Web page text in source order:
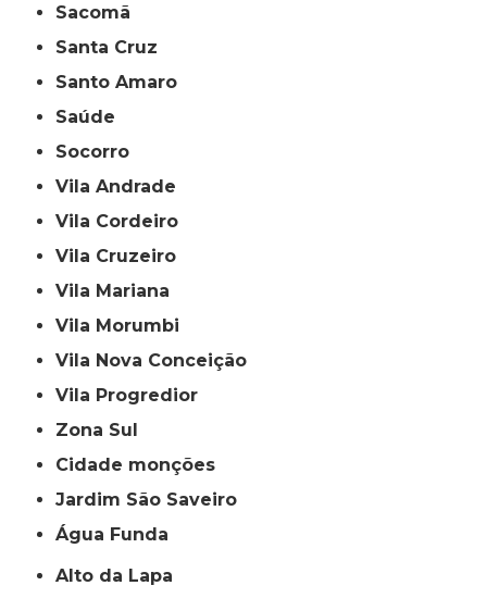
Sacomã
Santa Cruz
Santo Amaro
Saúde
Socorro
Vila Andrade
Vila Cordeiro
Vila Cruzeiro
Vila Mariana
Vila Morumbi
Vila Nova Conceição
Vila Progredior
Zona Sul
cidade monções
jardim São Saveiro
Água Funda
Alto da Lapa